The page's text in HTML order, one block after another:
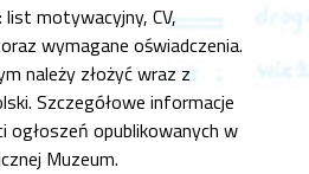
list motywacyjny, CV,
wymagane oświadczenia.
należy złożyć wraz z
Szczegółowe informacje
ogłoszeń opublikowanych w
Muzeum.